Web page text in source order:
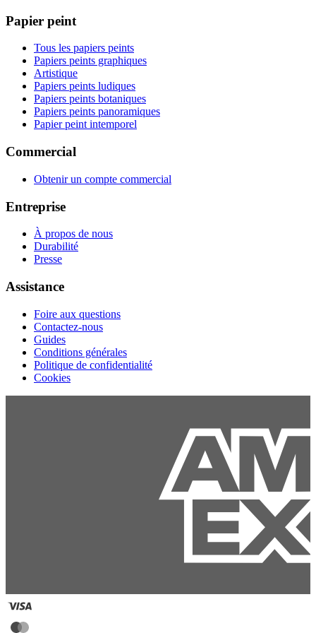
Papier peint
Tous les papiers peints
Papiers peints graphiques
Artistique
Papiers peints ludiques
Papiers peints botaniques
Papiers peints panoramiques
Papier peint intemporel
Commercial
Obtenir un compte commercial
Entreprise
À propos de nous
Durabilité
Presse
Assistance
Foire aux questions
Contactez-nous
Guides
Conditions générales
Politique de confidentialité
Cookies